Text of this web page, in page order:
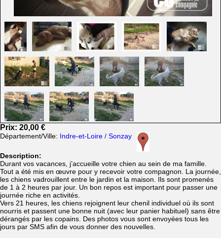
Prix: 20,00 €
Département/Ville: Indre-et-Loire / Sonzay
Description:
Durant vos vacances, j’accueille votre chien au sein de ma famille.
Tout a été mis en œuvre pour y recevoir votre compagnon. La journée,
les chiens vadrouillent entre le jardin et la maison. Ils sont promenés
de 1 à 2 heures par jour. Un bon repos est important pour passer une
journée riche en activités.
Vers 21 heures, les chiens rejoignent leur chenil individuel où ils sont
nourris et passent une bonne nuit (avec leur panier habituel) sans être
dérangés par les copains. Des photos vous sont envoyées tous les
jours par SMS afin de vous donner des nouvelles.